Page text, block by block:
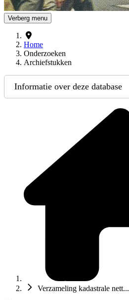
Verberg menu
Home
Onderzoeken
Archiefstukken
Informatie over deze database
Verzameling kadastrale nett...